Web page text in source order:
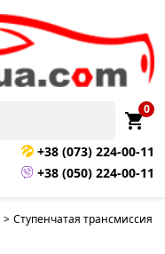
shopping_cart
0
+38 (073) 224-00-11
+38 (050) 224-00-11
> Ступенчатая трансмиссия